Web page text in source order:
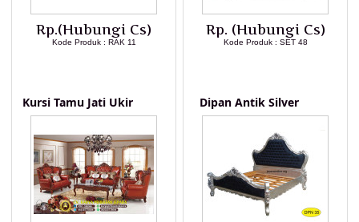
Rp.(Hubungi Cs)
Kode Produk : RAK 11
Rp. (Hubungi Cs)
Kode Produk : SET 48
Kursi Tamu Jati Ukir Dipan Antik Silver